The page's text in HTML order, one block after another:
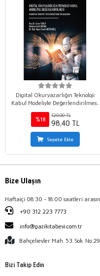
Digital Okuryazarlığın Teknoloji
Kabul Modeliyle Değerlendirilmesi:
Osmaniye İli Üniversite Öğrencileri
Üzerine Bir Araştırma
%18
120,00 TL
98,40 TL
Sepete Ekle
Bize Ulaşın
Haftaiçi 08:30 - 18:00 saatleri
+90 312 223 7773
info@gazikitabevi.com.tr
Bahçelievler Mah. 53. Sok.
Bizi Takip Edin